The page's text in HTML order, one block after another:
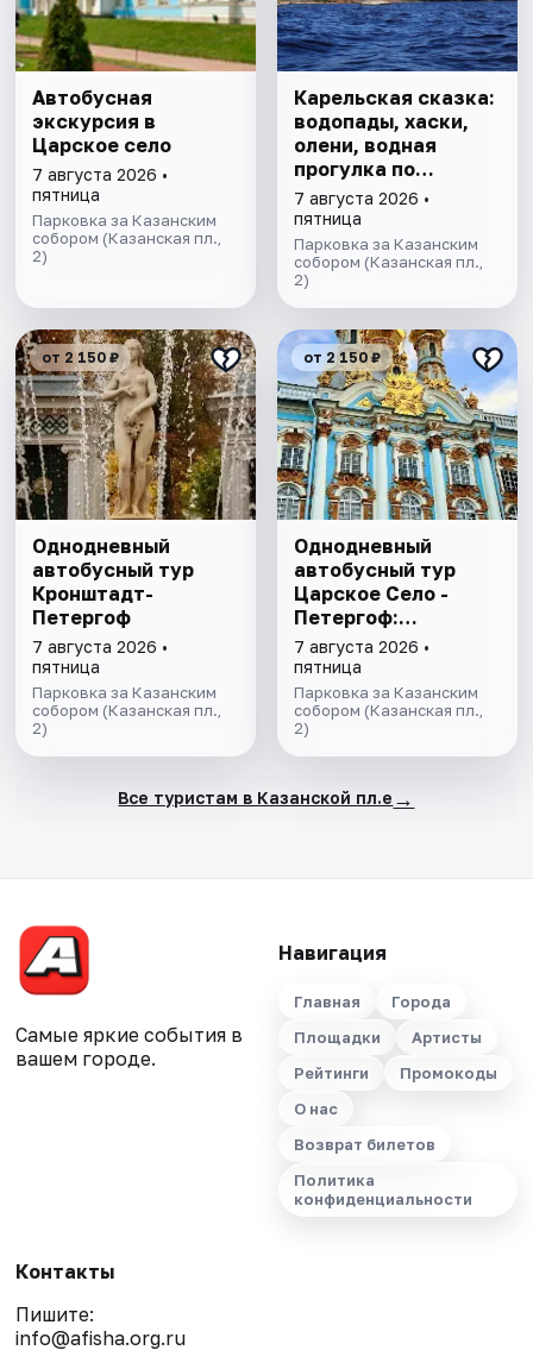
Автобусная
экскурсия в
Царское село
7 августа 2026 •
пятница
Парковка за Казанским
собором (Казанская пл.,
2)
Карельская сказка:
водопады, хаски,
олени, водная
прогулка по
Ладожским шхерам
на катере,
знакомство с
лютеранской
кирхой.
7 августа 2026 •
пятница
Парковка за Казанским
собором (Казанская пл.,
2)
от 2 150 ₽
Однодневный
автобусный тур
Кронштадт-
Петергоф
7 августа 2026 •
пятница
Парковка за Казанским
собором (Казанская пл.,
2)
от 2 150 ₽
Однодневный
автобусный тур
Царское Село -
Петергоф:
"Янтарная комната
и Фонтаны
Петергофа за 1
день"
7 августа 2026 •
пятница
Парковка за Казанским
собором (Казанская пл.,
2)
Все туристам в Казанской пл.е →
Самые яркие события в
вашем городе.
Навигация
Главная
Города
Площадки
Артисты
Рейтинги
Промокоды
О нас
Возврат билетов
Политика
конфиденциальности
Контакты
Пишите:
info@afisha.org.ru